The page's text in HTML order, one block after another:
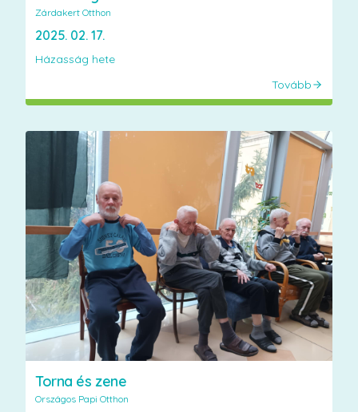
Zárdakert Otthon
2025. 02. 17.
Házasság hete
Tovább
Torna és zene
Országos Papi Otthon